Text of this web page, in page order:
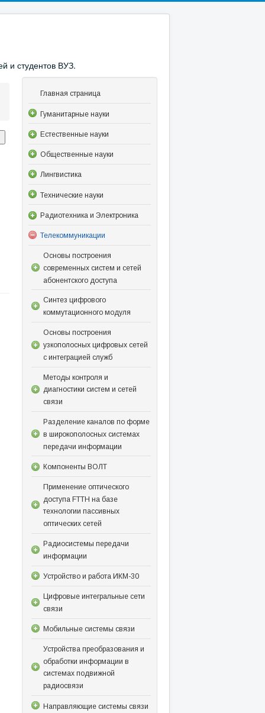
и студентов ВУЗ.
Главная страница
Гуманитарные науки
Естественные науки
Общественные науки
Лингвистика
Технические науки
Радиотехника и Электроника
Телекоммуникации
Основы построения
современных систем и сетей
абонентского доступа
Синтез цифрового
коммутационного модуля
Основы построения
узкополосных цифровых сетей
с интеграцией служб
Методы контроля и
диагностики систем и сетей
связи
Разделение каналов по форме
в широкополосных системах
передачи информации
Компоненты ВОЛТ
Применение оптического
доступа FTTH на базе
технологии пассивных
оптических сетей
Радиосистемы передачи
информации
Устройство и работа ИКМ-30
Цифровые интегральные сети
связи
Мобильные системы связи
Устройства преобразования и
обработки информации в
системах подвижной
радиосвязи
Направляющие системы связи